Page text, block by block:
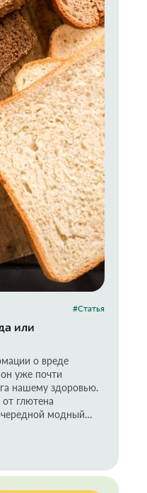
#Статья
или
о вреде
уже почти
нашему здоровью.
глютена
модный